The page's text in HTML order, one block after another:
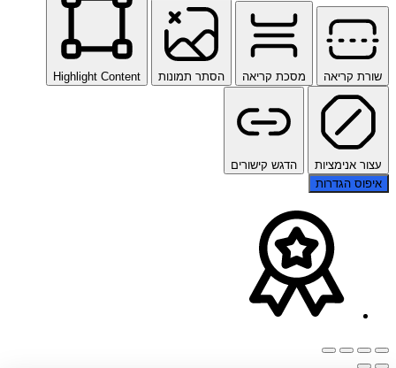
שורת קריאה מסכת קריאה הסתר תמונות Highlight Content
עצור אנימציות
הדגש קישורים
איפוס הגדרות